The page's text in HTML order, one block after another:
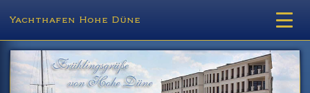
Yachthafen Hohe Düne